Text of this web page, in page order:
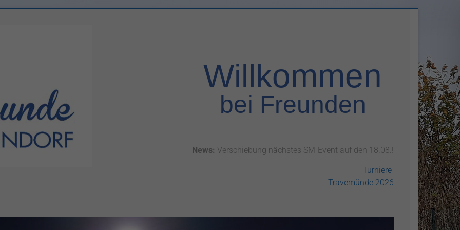
Willkommen
bei Freunden
News: Verschiebung nächstes SM-Event auf den 18.08.!
Turniere
Travemünde 2026